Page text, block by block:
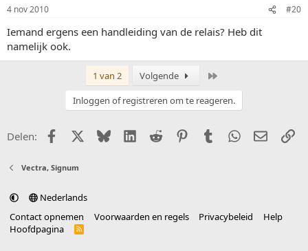
4 nov 2010 #20
Iemand ergens een handleiding van de relais? Heb dit
namelijk ook.
1 van 2 Volgende
Inloggen of registreren om te reageren.
Delen: FacebookX (Twitter)
BlueskyLinkedIn
Reddit PinterestTumblr WhatsApp
E-mail
Vectra, Signum
Nederlands
Contact opnemen
Voorwaarden en regels Privacybeleid
Help
Hoofdpagina
R